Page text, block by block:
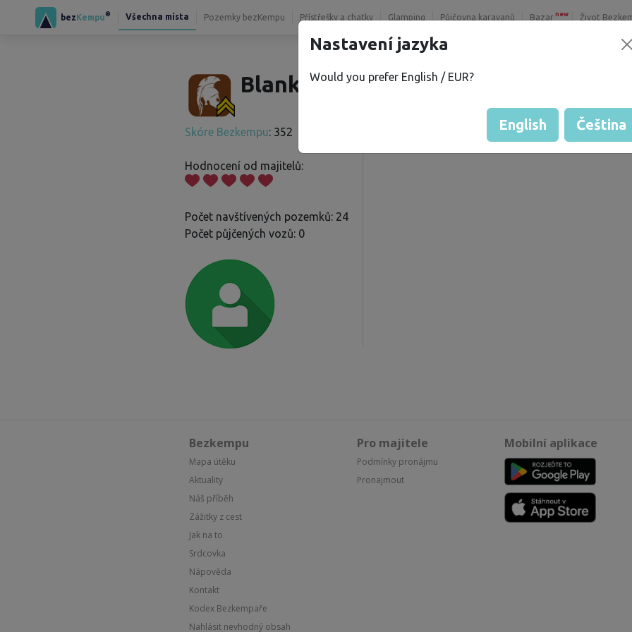
bezKempu® Všechna místa Pozemky bezKempu Přístřešky a chatky Glamping Půjčovna karavanů Bazar new Život
Blanka Z.
Skóre Bezkempu: 352
Hodnocení od majitelů:
Počet navštívených pozemků: 24
Počet půjčených vozů: 0
Hodnocení pozemků
Bezkempu
Mapa útěku
Aktuality
Náš příběh
Zážitky z cest
Jak na to
Srdcovka
Nápověda
Kontakt
Kodex Bezkempaře
Nahlásit nevhodný obsah
Pro majitele
Podmínky pronájmu
Pronajmout
Mobilní aplikace
Nastavení jazyka
Would you prefer English / EUR?
English Čeština